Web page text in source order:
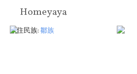
Homeyaya
原住民族: 鄒族